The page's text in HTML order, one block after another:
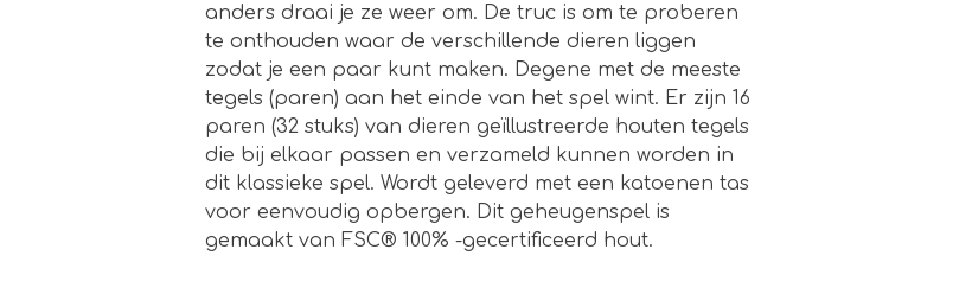
anders draai je ze weer om. De truc is om te proberen
te onthouden waar de verschillende dieren liggen
zodat je een paar kunt maken. Degene met de meeste
tegels (paren) aan het einde van het spel wint. Er zijn 16
paren (32 stuks) van dieren geïllustreerde houten tegels
die bij elkaar passen en verzameld kunnen worden in
dit klassieke spel. Wordt geleverd met een katoenen tas
voor eenvoudig opbergen. Dit geheugenspel is
gemaakt van FSC® 100% -gecertificeerd hout.